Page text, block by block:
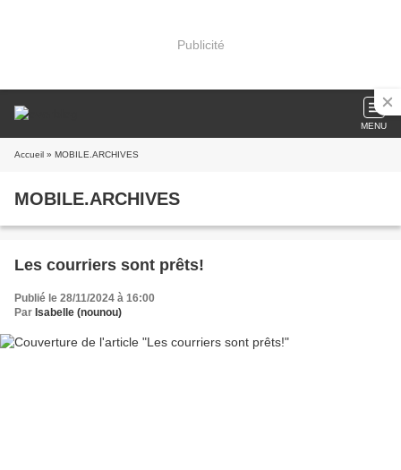
Publicité
MENU
Accueil » MOBILE.ARCHIVES
MOBILE.ARCHIVES
Les courriers sont prêts!
Publié le 28/11/2024 à 16:00
Par Isabelle (nounou)